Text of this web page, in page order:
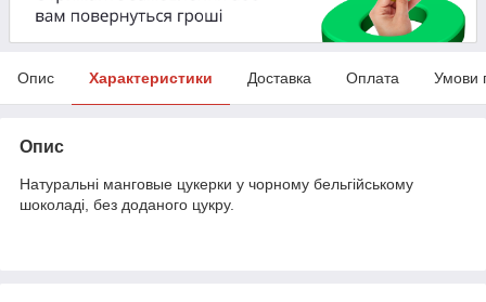
Опис Характеристики Доставка Оплата Умови
Опис
Натуральні манговые цукерки у чорному бельгійському
шоколаді, без доданого цукру.